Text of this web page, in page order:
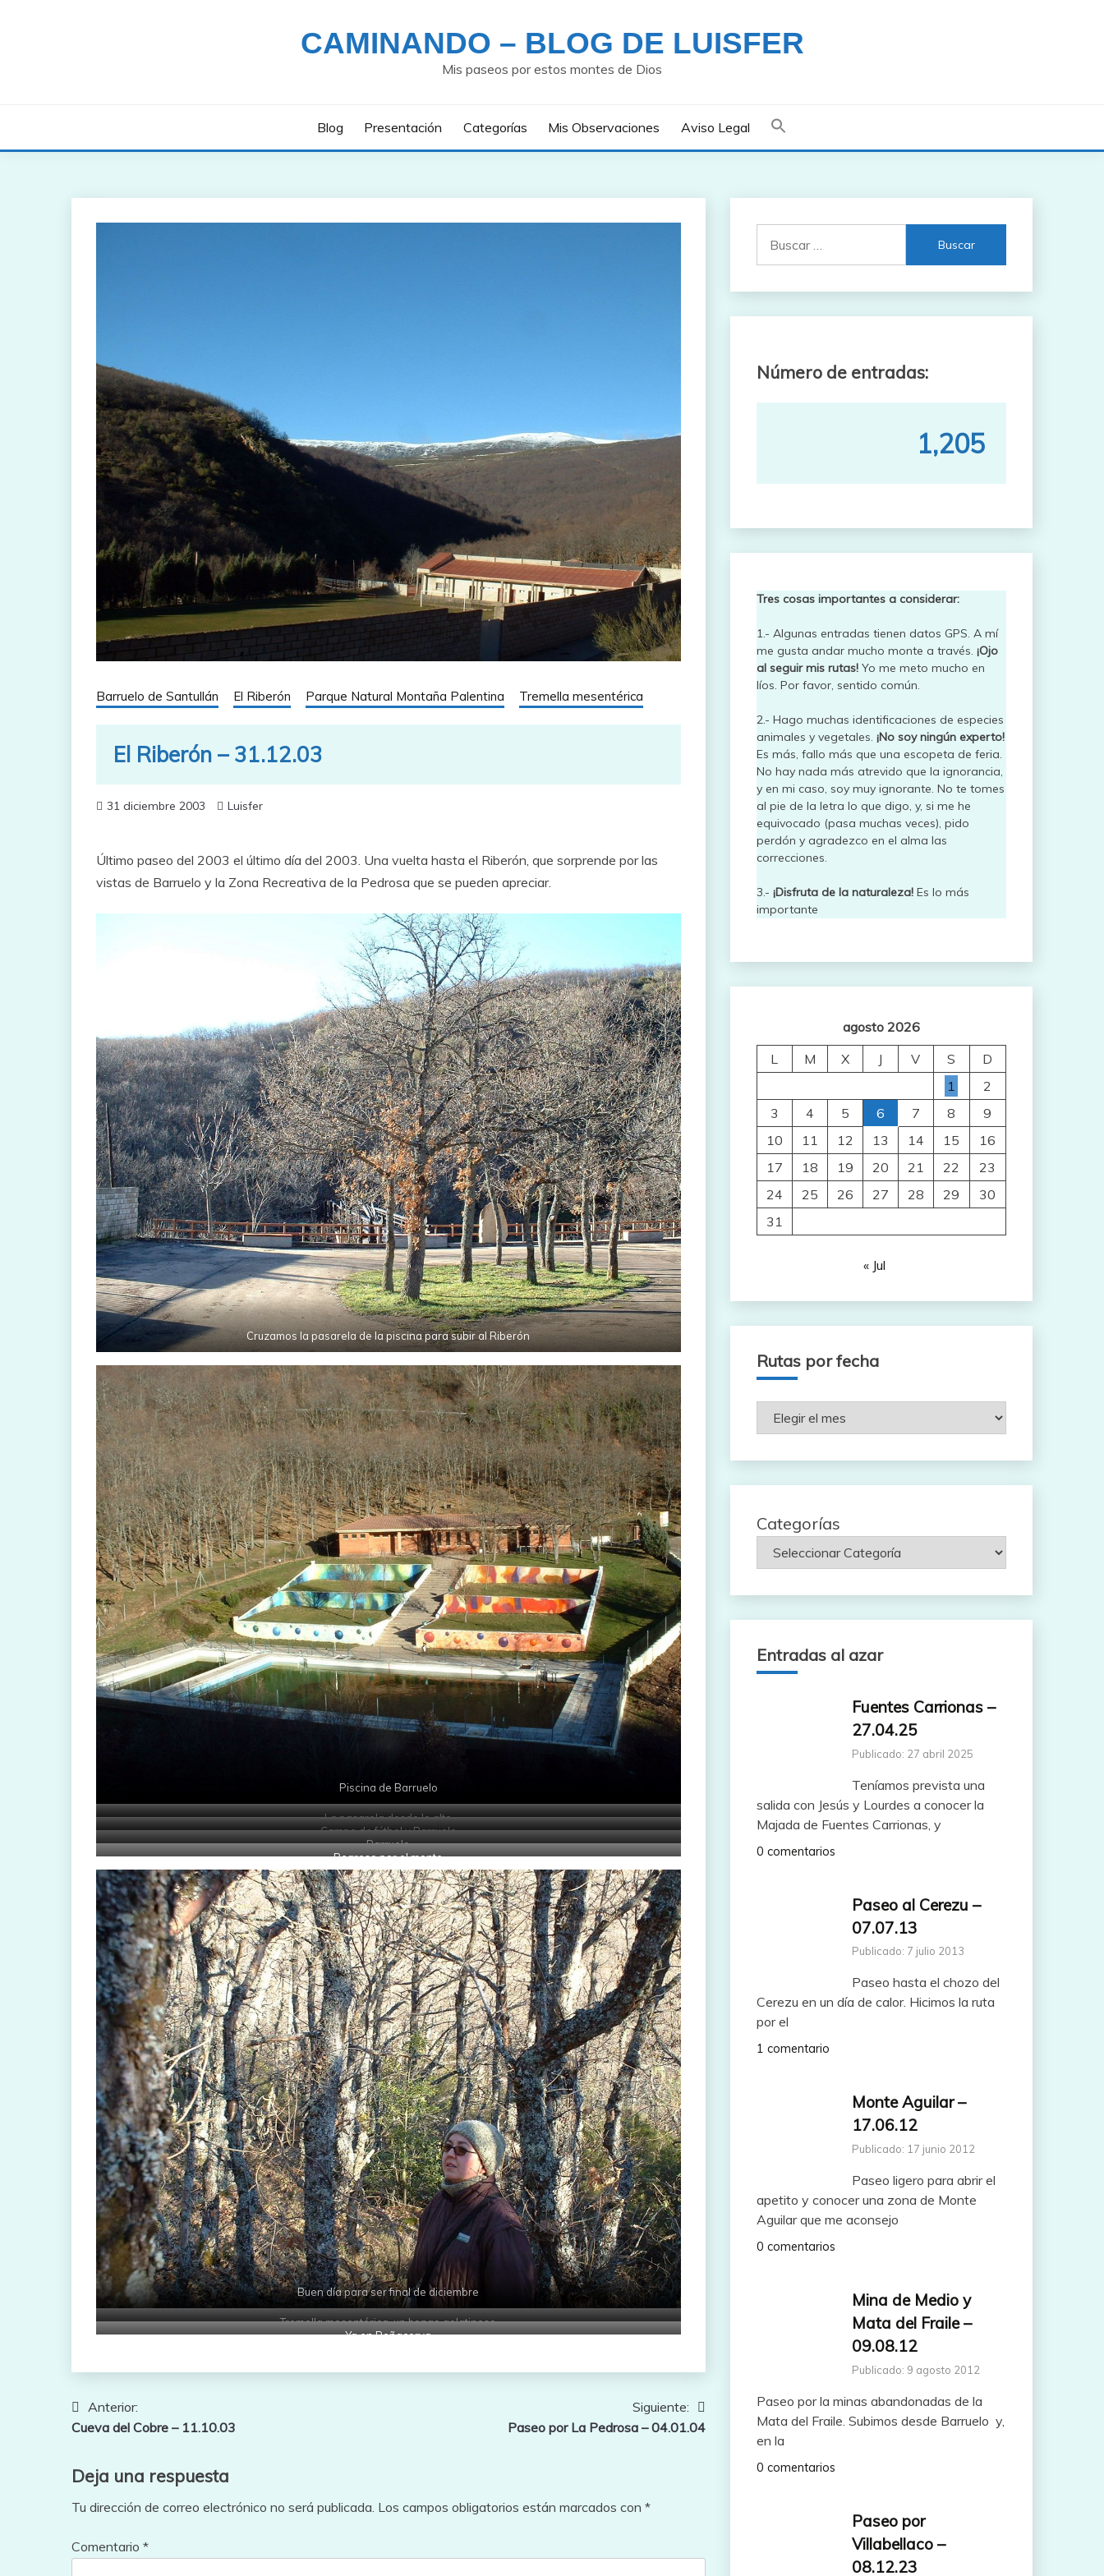
CAMINANDO – BLOG DE LUISFER
Mis paseos por estos montes de Dios
Blog Presentación Categorías Mis Observaciones Aviso Legal
Barruelo de Santullán El Riberón Parque Natural Montaña Palentina Tremella mesentérica
El Riberón – 31.12.03
31 diciembre 2003 Luisfer
Último paseo del 2003 el último día del 2003. Una vuelta hasta el Riberón, que sorprende por las
vistas de Barruelo y la Zona Recreativa de la Pedrosa que se pueden apreciar.
Cruzamos la pasarela de la piscina para subir al Riberón
Piscina de Barruelo
La pasarela desde lo alto
Campo de fútbol y Barruelo
Barruelo
Regreso por el monte
Buen día para ser final de diciembre
Tremella mesentérica, un hongo gelatinoso
Ya en Peñacorva
Navegación
de
entradas
Anterior:
Cueva del Cobre – 11.10.03
Siguiente:
Paseo por La Pedrosa – 04.01.04
Deja una respuesta
Tu dirección de correo electrónico no será publicada. Los campos obligatorios están marcados con *
Comentario *
Número de entradas:
1,205
Tres cosas importantes a considerar:
1.- Algunas entradas tienen datos GPS. A mí
me gusta andar mucho monte a través. ¡Ojo
al seguir mis rutas!Yo me meto mucho en
líos. Por favor, sentido común.
2.- Hago muchas identificaciones de especies
animales y vegetales. ¡No soy ningún experto!
Es más, fallo más que una escopeta de feria.
No hay nada más atrevido que la ignorancia,
y en mi caso, soy muy ignorante. No te tomes
al pie de la letra lo que digo, y, si me he
equivocado (pasa muchas veces), pido
perdón y agradezco en el alma las
correcciones.
3.- ¡Disfruta de la naturaleza!Es lo más
importante
agosto 2026
L
M X J V S
D
1
2
3
4 5 6 7 8
9
10
11 12 13 14 15
16
17
18 19 20 21 22
23
24
25 26 27 28 29
30
31
« Jul
Rutas por fecha
Rutas
Categorías
Entradas al azar
Fuentes Carrionas –
27.04.25
Publicado: 27 abril 2025
Teníamos prevista una
salida con Jesús y Lourdes a conocer la
Majada de Fuentes Carrionas, y
0 comentarios
Paseo al Cerezu –
07.07.13
Publicado: 7 julio 2013
Paseo hasta el chozo del
Cerezu en un día de calor. Hicimos la ruta
por el
1 comentario
Monte Aguilar –
17.06.12
Publicado: 17 junio 2012
Paseo ligero para abrir el
apetito y conocer una zona de Monte
Aguilar que me aconsejo
0 comentarios
Mina de Medio y
Mata del Fraile –
09.08.12
Publicado: 9 agosto 2012
Paseo por la minas abandonadas de la
Mata del Fraile. Subimos desde Barruelo y,
en la
0 comentarios
Paseo por
Villabellaco –
08.12.23